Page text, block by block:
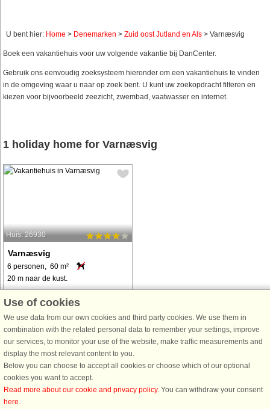
U bent hier: Home > Denemarken > Zuid oost Jutland en Als > Varnæsvig
Boek een vakantiehuis voor uw volgende vakantie bij DanCenter.
Gebruik ons eenvoudig zoeksysteem hieronder om een vakantiehuis te vinden
in de omgeving waar u naar op zoek bent. U kunt uw zoekopdracht filteren en
kiezen voor bijvoorbeeld zeezicht, zwembad, vaatwasser en internet.
1 holiday home for Varnæsvig
Huis: 26930
Varnæsvig
6 personen, 60 m²
20 m naar de kust.
Dieses allergikerfreundliche
erbaut und 2008 komplett renoviert,
bietet die perfekte Mischung aus
historischem Charme und
modernem Komfort. Nur die
ursprünglichen Außenmauern ...
van € 395
Use of cookies
We use data from our own cookies and third party cookies. We use them in
combination with the related personal data to remember your settings, improve
our services, to monitor your use of the website, make traffic measurements and
display the most relevant content to you.
Below you can choose to accept all cookies or choose which of our optional
cookies you want to accept.
Read more about our cookie and privacy policy. You can withdraw your consent
here.